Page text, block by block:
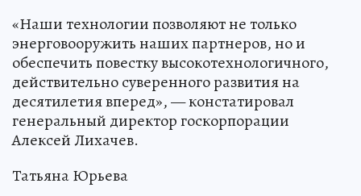
«Наши технологии позволяют не только
энерговооружить наших партнеров, но и
обеспечить повестку высокотехнологичного,
действительно суверенного развития на
десятилетия вперед», — констатировал
генеральный директор госкорпорации
Алексей Лихачев.
Татьяна Юрьева